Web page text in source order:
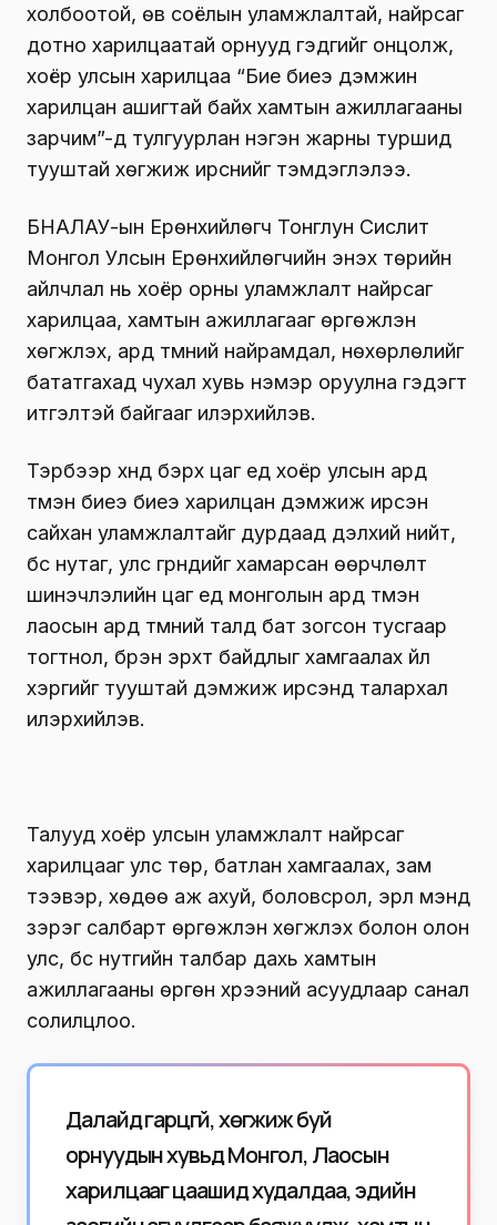
холбоотой, өв соёлын уламжлалтай, найрсаг
дотно харилцаатай орнууд гэдгийг онцолж,
хоёр улсын харилцаа “Бие биеэ дэмжин
харилцан ашигтай байх хамтын ажиллагааны
зарчим”-д тулгуурлан нэгэн жарны туршид
тууштай хөгжиж ирснийг тэмдэглэлээ.
БНАЛАУ-ын Ерөнхийлөгч Тонглун Сисүлит
Монгол Улсын Ерөнхийлөгчийн энэхүү төрийн
айлчлал нь хоёр орны уламжлалт найрсаг
харилцаа, хамтын ажиллагааг өргөжүүлэн
хөгжүүлэх, ард түмний найрамдал, нөхөрлөлийг
бататгахад чухал хувь нэмэр оруулна гэдэгт
итгэлтэй байгааг илэрхийлэв.
Тэрбээр хүнд бэрх цаг үед хоёр улсын ард
түмэн биеэ биеэ харилцан дэмжиж ирсэн
сайхан уламжлалтайг дурдаад дэлхий нийт,
бүс нутаг, улс гүрнүүдийг хамарсан өөрчлөлт
шинэчлэлийн цаг үед монголын ард түмэн
лаосын ард түмний талд бат зогсон тусгаар
тогтнол, бүрэн эрхт байдлыг хамгаалах үйл
хэргийг тууштай дэмжиж ирсэнд талархал
илэрхийлэв.
Талууд хоёр улсын уламжлалт найрсаг
харилцааг улс төр, батлан хамгаалах, зам
тээвэр, хөдөө аж ахуй, боловсрол, эрүүл мэнд
зэрэг салбарт өргөжүүлэн хөгжүүлэх болон олон
улс, бүс нутгийн талбар дахь хамтын
ажиллагааны өргөн хүрээний асуудлаар санал
солилцлоо.
Далайд гарцгүй, хөгжиж буй
орнуудын хувьд Монгол, Лаосын
харилцааг цаашид худалдаа, эдийн